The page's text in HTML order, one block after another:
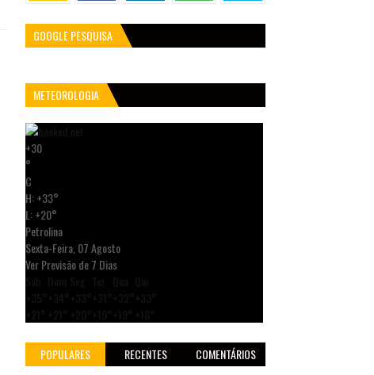
GOOGLE PESQUISA
METEOROLOGIA
+30
°
C
H:+33°
L:+20°
Petrolina
Sexta-Feira, 07 Agosto
Ver Previsão de 7 Dias
POPULARES RECENTES COMENTÁRIOS